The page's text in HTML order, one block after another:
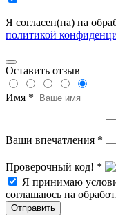
Я согласен(на) на
политикой
Оставить отзыв
Имя *
Ваши впечатления *
Проверочный код! *
Я принимаю
соглашаюсь на
Отправить